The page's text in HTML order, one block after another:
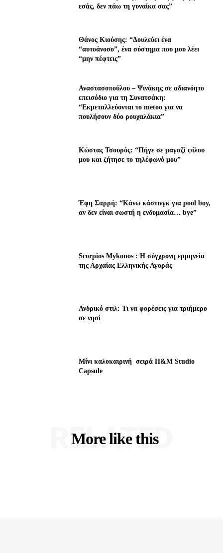
εσάς, δεν πάω τη γυναίκα σας”
Θάνος Κιούσης: “Δουλεύει ένα
“αυτοάνοσο”, ένα σύστημα που μου λέει
“μην πέφτεις”
Αναστασοπούλου – Ψινάκης σε αδιανόητο
επεισόδιο για τη Συνατσάκη:
“Εκμεταλλεύονται το metoo για να
πουλήσουν δύο ρουχαλάκια”
Κώστας Τσουρός: “Πήγε σε μαγαζί φίλου
μου και ζήτησε το τηλέφωνό μου”
Έφη Σαρρή: “Κάνω κάστινγκ για pool boy,
αν δεν είναι σωστή η ενδυμασία… bye”
Scorpios Mykonos : Η σύγχρονη ερμηνεία
της Αρχαίας Ελληνικής Αγοράς
Ανδρικό στιλ: Τι να φορέσεις για τριήμερο
σε νησί
Μίνι καλοκαιρινή σειρά H&M Studio
Capsule
More like this
RELATED